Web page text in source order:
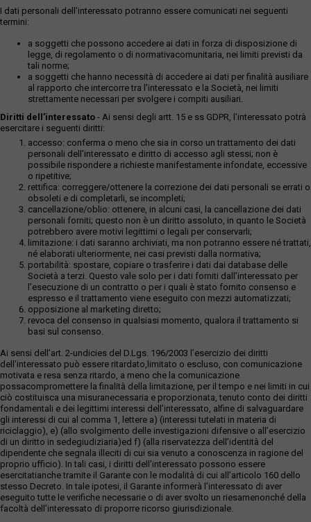
I dati personali dell’interessato potranno essere comunicati nei seguenti
termini:
a soggetti che possono accedere ai dati in forza di disposizione di
legge, di regolamento o di normativacomunitaria, nei limiti previsti da
tali norme;
a soggetti che hanno necessità di accedere ai dati per finalità ausiliare
al rapporto che intercorre tra l’interessato e la Società, nei limiti
strettamente necessari per svolgere i compiti ausiliari.
Diritti dell’interessato - Ai sensi degli artt. 15 e ss GDPR, l’interessato potrà
esercitare i seguenti diritti:
accesso: conferma o meno che sia in corso un trattamento dei dati
personali dell’interessato e diritto di accesso agli stessi; non è
possibile rispondere a richieste manifestamente infondate, eccessive
o ripetitive;
rettifica: correggere/ottenere la correzione dei dati personali se errati o
obsoleti e di completarli, se incompleti;
cancellazione/oblio: ottenere, in alcuni casi, la cancellazione dei dati
personali forniti; questo non è un diritto assoluto, in quanto le Società
potrebbero avere motivi legittimi o legali per conservarli;
limitazione: i dati saranno archiviati, ma non potranno essere né trattati,
né elaborati ulteriormente, nei casi previsti dalla normativa;
portabilità: spostare, copiare o trasferire i dati dai database delle
Società a terzi. Questo vale solo per i dati forniti dall’interessato per
l’esecuzione di un contratto o per i quali è stato fornito consenso e
espresso e il trattamento viene eseguito con mezzi automatizzati;
opposizione al marketing diretto;
revoca del consenso in qualsiasi momento, qualora il trattamento si
basi sul consenso.
Ai sensi dell’art. 2-undicies del D.Lgs. 196/2003 l’esercizio dei diritti
dell’interessato può essere ritardato,limitato o escluso, con comunicazione
motivata e resa senza ritardo, a meno che la comunicazione
possacompromettere la finalità della limitazione, per il tempo e nei limiti in cui
ciò costituisca una misuranecessaria e proporzionata, tenuto conto dei diritti
fondamentali e dei legittimi interessi dell’interessato, alfine di salvaguardare
gli interessi di cui al comma 1, lettere a) (interessi tutelati in materia di
riciclaggio), e) (allo svolgimento delle investigazioni difensive o all’esercizio
di un diritto in sedegiudiziaria)ed f) (alla riservatezza dell’identità del
dipendente che segnala illeciti di cui sia venuto a conoscenza in ragione del
proprio ufficio). In tali casi, i diritti dell’interessato possono essere
esercitatianche tramite il Garante con le modalità di cui all’articolo 160 dello
stesso Decreto. In tale ipotesi, il Garante informerà l’interessato di aver
eseguito tutte le verifiche necessarie o di aver svolto un riesamenonché della
facoltà dell’interessato di proporre ricorso giurisdizionale.